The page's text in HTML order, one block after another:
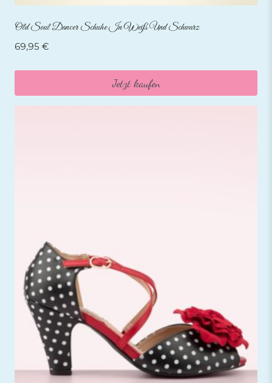
Old Soul Dancer Schuhe In Weiß Und Schwarz
69,95 €
Jetzt kaufen